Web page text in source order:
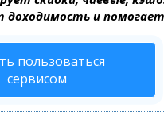
доходимость и
пользоваться
сервисом